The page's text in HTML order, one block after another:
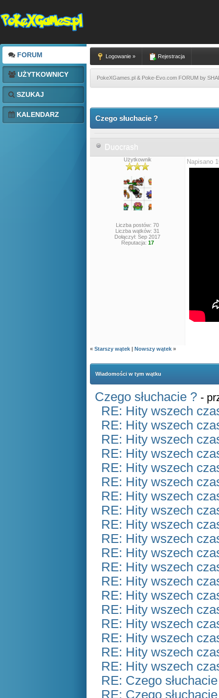
FORUM
UŻYTKOWNICY
SZUKAJ
KALENDARZ
Logowanie » Rejestracja
PokeXGames.pl & Poke-Evo.com FORUM by
Czego słuchacie ?
Duocrash
Użytkownik
Liczba postów: 70
Liczba wątków: 31
Dołączył: Sep 2017
Reputacja: 17
Napisano
« Starszy wątek | Nowszy wątek »
Wiadomości w tym wątku
Czego słuchacie ? -
RE: Hity wszech
RE: Hity wszech
RE: Hity wszech
RE: Hity wszech
RE: Hity wszech
RE: Hity wszech
RE: Hity wszech
RE: Hity wszech
RE: Hity wszech
RE: Hity wszech
RE: Hity wszech
RE: Hity wszech
RE: Hity wszech
RE: Hity wszech
RE: Hity wszech
RE: Hity wszech
RE: Hity wszech
RE: Hity wszech
RE: Hity wszech
RE: Czego
RE: Czego